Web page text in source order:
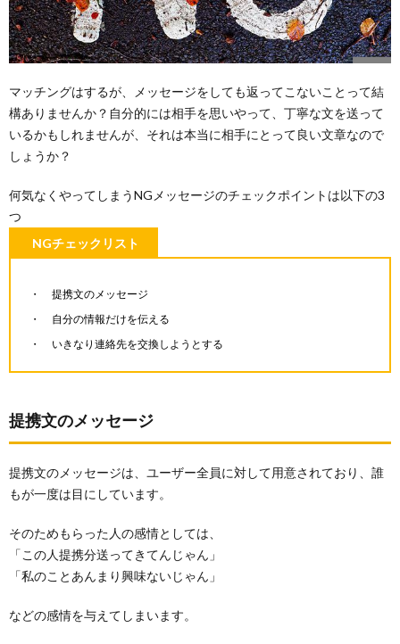
マッチングはするが、メッセージをしても返ってこないことって結
構ありませんか？自分的には相手を思いやって、丁寧な文を送って
いるかもしれませんが、それは本当に相手にとって良い文章なので
しょうか？
何気なくやってしまうNGメッセージのチェックポイントは以下の3
つ
NGチェックリスト
提携文のメッセージ
自分の情報だけを伝える
いきなり連絡先を交換しようとする
提携文のメッセージ
提携文のメッセージは、ユーザー全員に対して用意されており、誰
もが一度は目にしています。
そのためもらった人の感情としては、
「この人提携分送ってきてんじゃん」
「私のことあんまり興味ないじゃん」
などの感情を与えてしまいます。